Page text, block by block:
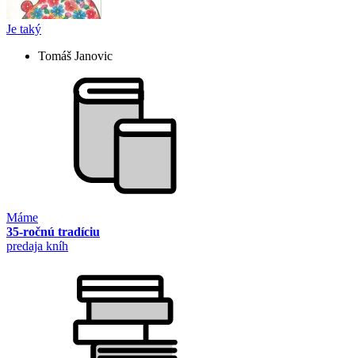
Je taký
Tomáš Janovic
Máme
35-ročnú tradíciu
predaja kníh